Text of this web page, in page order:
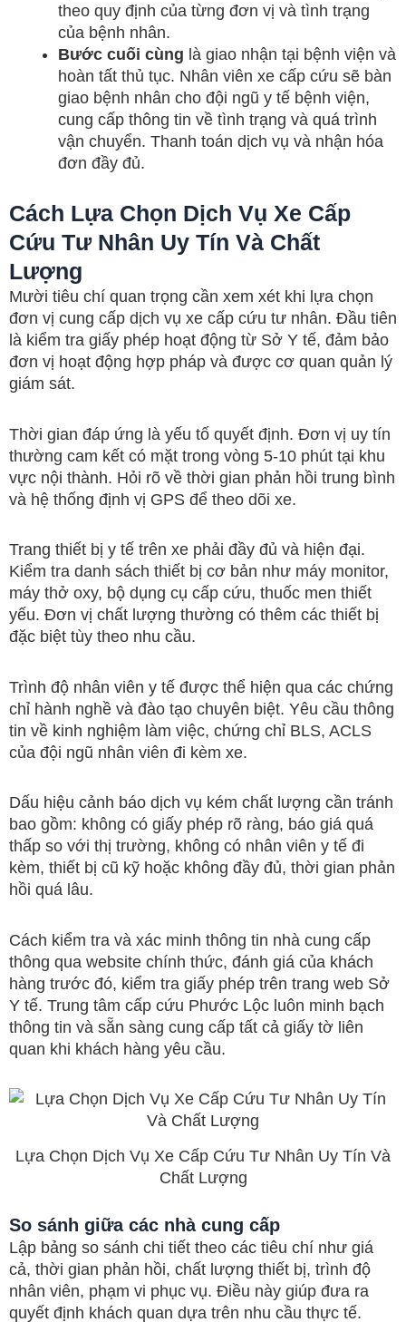
theo quy định của từng đơn vị và tình trạng
của bệnh nhân.
Bước cuối cùng là giao nhận tại bệnh viện và
hoàn tất thủ tục. Nhân viên xe cấp cứu sẽ bàn
giao bệnh nhân cho đội ngũ y tế bệnh viện,
cung cấp thông tin về tình trạng và quá trình
vận chuyển. Thanh toán dịch vụ và nhận hóa
đơn đầy đủ.
Cách Lựa Chọn Dịch Vụ Xe Cấp
Cứu Tư Nhân Uy Tín Và Chất
Lượng
Mười tiêu chí quan trọng cần xem xét khi lựa chọn
đơn vị cung cấp dịch vụ xe cấp cứu tư nhân. Đầu tiên
là kiểm tra giấy phép hoạt động từ Sở Y tế, đảm bảo
đơn vị hoạt động hợp pháp và được cơ quan quản lý
giám sát.
Thời gian đáp ứng là yếu tố quyết định. Đơn vị uy tín
thường cam kết có mặt trong vòng 5-10 phút tại khu
vực nội thành. Hỏi rõ về thời gian phản hồi trung bình
và hệ thống định vị GPS để theo dõi xe.
Trang thiết bị y tế trên xe phải đầy đủ và hiện đại.
Kiểm tra danh sách thiết bị cơ bản như máy monitor,
máy thở oxy, bộ dụng cụ cấp cứu, thuốc men thiết
yếu. Đơn vị chất lượng thường có thêm các thiết bị
đặc biệt tùy theo nhu cầu.
Trình độ nhân viên y tế được thể hiện qua các chứng
chỉ hành nghề và đào tạo chuyên biệt. Yêu cầu thông
tin về kinh nghiệm làm việc, chứng chỉ BLS, ACLS
của đội ngũ nhân viên đi kèm xe.
Dấu hiệu cảnh báo dịch vụ kém chất lượng cần tránh
bao gồm: không có giấy phép rõ ràng, báo giá quá
thấp so với thị trường, không có nhân viên y tế đi
kèm, thiết bị cũ kỹ hoặc không đầy đủ, thời gian phản
hồi quá lâu.
Cách kiểm tra và xác minh thông tin nhà cung cấp
thông qua website chính thức, đánh giá của khách
hàng trước đó, kiểm tra giấy phép trên trang web Sở
Y tế. Trung tâm cấp cứu Phước Lộc luôn minh bạch
thông tin và sẵn sàng cung cấp tất cả giấy tờ liên
quan khi khách hàng yêu cầu.
Lựa Chọn Dịch Vụ Xe Cấp Cứu Tư Nhân Uy Tín Và
Chất Lượng
So sánh giữa các nhà cung cấp
Lập bảng so sánh chi tiết theo các tiêu chí như giá
cả, thời gian phản hồi, chất lượng thiết bị, trình độ
nhân viên, phạm vi phục vụ. Điều này giúp đưa ra
quyết định khách quan dựa trên nhu cầu thực tế.